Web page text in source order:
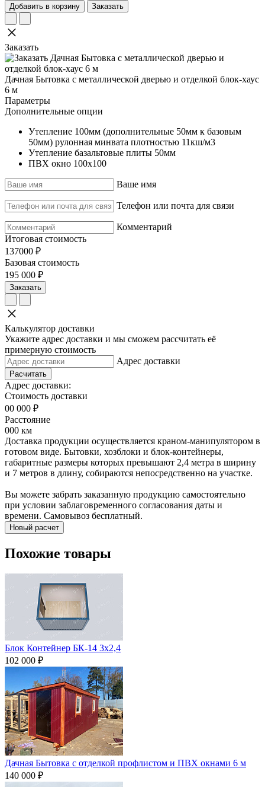
Добавить в корзину Заказать
Заказать
Дачная Бытовка с металлической дверью и отделкой блок-хаус
6 м
Параметры
Дополнительные опции
Утепление 100мм (дополнительные 50мм к базовым
50мм) рулонная минвата плотностью 11кш/м3
Утепление базальтовые плиты 50мм
ПВХ окно 100х100
Ваше имя
Телефон или почта для связи
Комментарий
Итоговая стоимость
137000 ₽
Базовая стоимость
195 000 ₽
Заказать
Калькулятор доставки
Укажите адрес доставки и мы сможем рассчитать её
примерную стоимость
Адрес доставки
Расчитать
Адрес доставки:
Стоимость доставки
00 000 ₽
Расстояние
000 км
Доставка продукции осуществляется краном-манипулятором в
готовом виде. Бытовки, хозблоки и блок-контейнеры,
габаритные размеры которых превышают 2,4 метра в ширину
и 7 метров в длину, собираются непосредственно на участке.
Вы можете забрать заказанную продукцию самостоятельно
при условии заблаговременного согласования даты и
времени. Самовывоз бесплатный.
Новый расчет
Похожие товары
Блок Контейнер БК-14 3х2,4
102 000 ₽
Дачная Бытовка с отделкой профлистом и ПВХ окнами 6 м
140 000 ₽